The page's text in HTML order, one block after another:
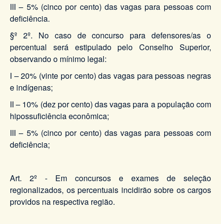
III – 5% (cinco por cento) das vagas para pessoas com
deficiência.
§º 2º. No caso de concurso para defensores/as o
percentual será estipulado pelo Conselho Superior,
observando o mínimo legal:
I – 20% (vinte por cento) das vagas para pessoas negras
e indígenas;
II – 10% (dez por cento) das vagas para a população com
hipossuficiência econômica;
III – 5% (cinco por cento) das vagas para pessoas com
deficiência;
Art. 2º - Em concursos e exames de seleção
regionalizados, os percentuais incidirão sobre os cargos
providos na respectiva região.